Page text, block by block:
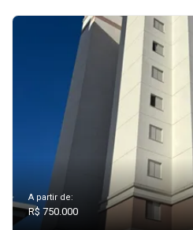
A partir de:
R$ 750.000